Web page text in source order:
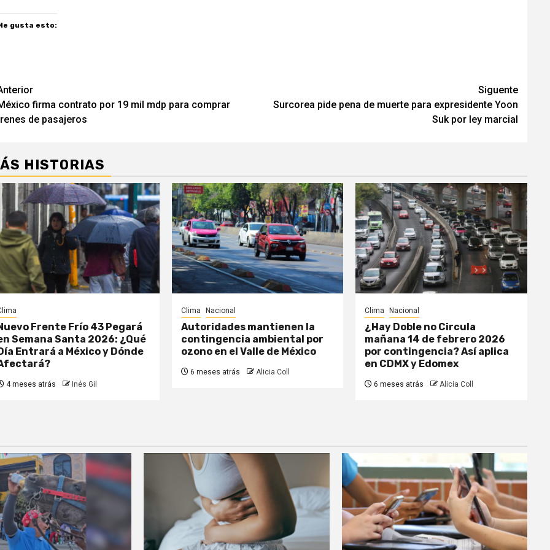
gusta esto:
firma contrato por 19 mil mdp para comprar
de pasajeros
Siguente
Surcorea pide pena de muerte para expresidente Yoon
Suk por ley marcial
HISTORIAS
Frente Frío 43 Pegará
Semana Santa 2026: ¿Qué
Entrará a México y Dónde
4 meses atrás Inés Gil
Clima Nacional
Autoridades mantienen la
contingencia ambiental por
ozono en el Valle de México
6 meses atrás Alicia Coll
Clima Nacional
¿Hay Doble no Circula
mañana 14 de febrero 2026
por contingencia? Así aplica
en CDMX y Edomex
6 meses atrás Alicia Coll